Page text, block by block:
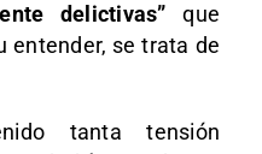
delictivas” que
entender, se trata de
tanta tensión